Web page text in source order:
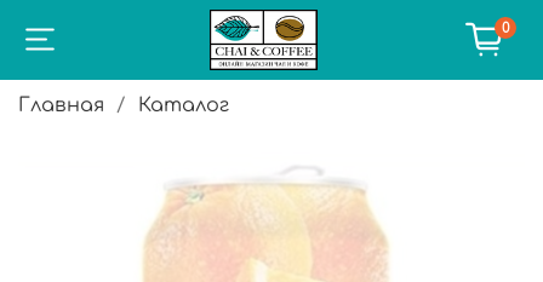
0
Главная Каталог